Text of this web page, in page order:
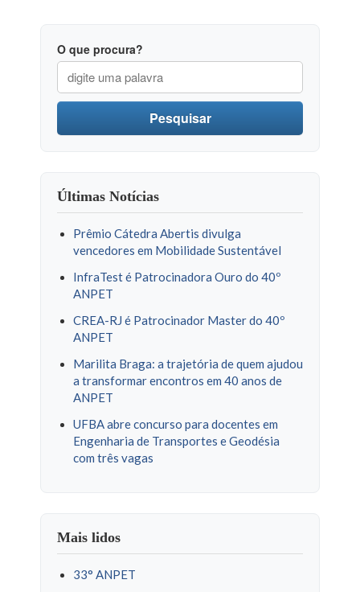
O que procura?
Pesquisar
Últimas Notícias
Prêmio Cátedra Abertis divulga
vencedores em Mobilidade Sustentável
InfraTest é Patrocinadora Ouro do 40º
ANPET
CREA-RJ é Patrocinador Master do 40º
ANPET
Marilita Braga: a trajetória de quem ajudou
a transformar encontros em 40 anos de
ANPET
UFBA abre concurso para docentes em
Engenharia de Transportes e Geodésia
com três vagas
Mais lidos
33° ANPET